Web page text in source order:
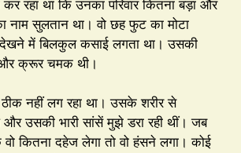
रहा था कि उनका परिवार कितना बड़ा और
नाम सुलतान था। वो छह फुट का मोटा
में बिलकुल कसाई लगता था। उसकी
क्रूर चमक थी।
नहीं लग रहा था। उसके शरीर से
उसकी भारी सांसें मुझे डरा रही थीं। जब
वो कितना दहेज लेगा तो वो हंसने लगा। कोई